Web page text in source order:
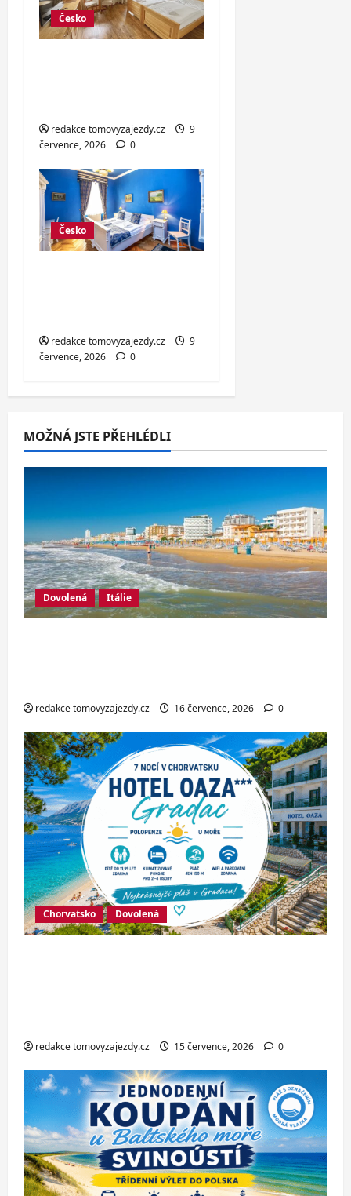
Česko
redakce tomovyzajezdy.cz
9
července, 2026
0
Česko
redakce tomovyzajezdy.cz
9
července, 2026
0
MOŽNÁ JSTE PŘEHLÉDLI
Dovolená Itálie
redakce tomovyzajezdy.cz 16 července, 2026 0
Chorvatsko Dovolená
redakce tomovyzajezdy.cz 15 července, 2026 0